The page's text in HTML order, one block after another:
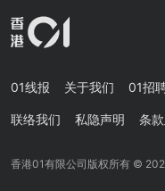
01线报 关于我们 01招
联络我们 私隐声明 条
香港01有限公司版权所有 ©